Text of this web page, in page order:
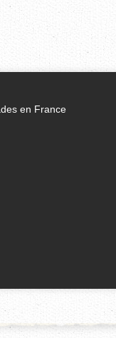
en France